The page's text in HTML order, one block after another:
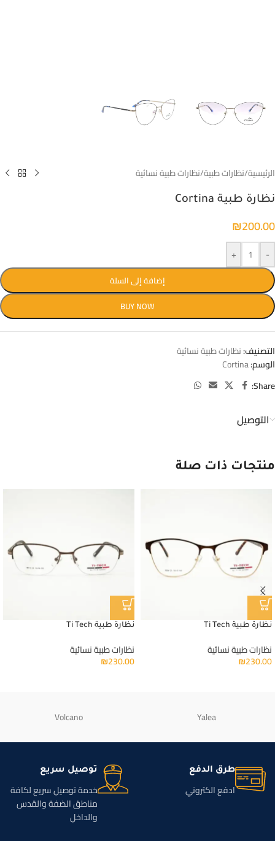
الرئيسية/نظارات طبية/نظارات طبية نسائية
نظارة طبية Cortina
₪200.00
-
+
إضافة إلى السلة
BUY NOW
التصنيف:نظارات طبية نسائية
الوسم:Cortina
Share:
التوصيل
منتجات ذات صلة
نظارة طبية Ti Tech
نظارات طبية نسائية
₪230.00
نظارة طبية Ti Tech
نظارات طبية نسائية
₪230.00
Yalea
Volcano
طرق الدفع
ادفع الكتروني
توصيل سريع
خدمة توصيل سريع لكافة
مناطق الضفة والقدس
والداخل